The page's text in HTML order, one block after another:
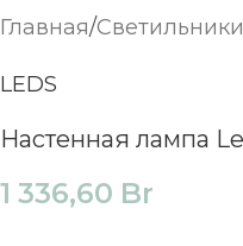
Главная
LEDS
Настенная лампа
1 336,60 Br